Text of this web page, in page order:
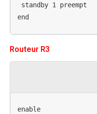
standby 1 preempt
end
Routeur R3
enable